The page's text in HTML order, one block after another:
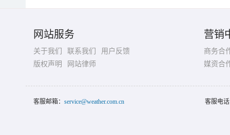
网站服务
关于我们 联系我们
用户反馈
版权声明
网站律师
营销
商务合
媒资合
客服邮箱： service@weather.com.cn 客服电